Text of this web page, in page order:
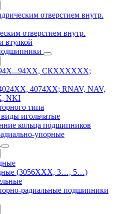
отверстием внутр.
отверстием внутр.
втулкой
СКХХХХХХ;
4074ХХ; RNAV, NAV,
NKI
типа
игольчатые
кольца подшипников
упорные
(3056ХХХ, 3…, 5…)
радиальные подшипники